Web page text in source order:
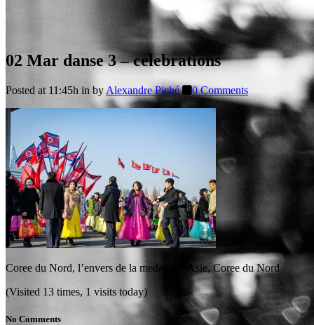
02 Mar danse 3 – celebrations
Posted at 11:45h in by Alexandre Piché 0 Comments
Coree du Nord, l’envers de la medaille – Asie, Coree du Nord
(Visited 13 times, 1 visits today)
No Comments